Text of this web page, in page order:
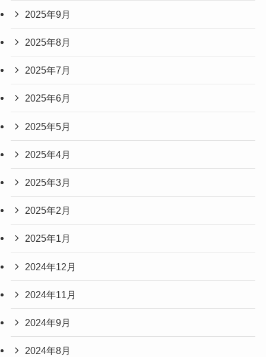
2025年9月
2025年8月
2025年7月
2025年6月
2025年5月
2025年4月
2025年3月
2025年2月
2025年1月
2024年12月
2024年11月
2024年9月
2024年8月